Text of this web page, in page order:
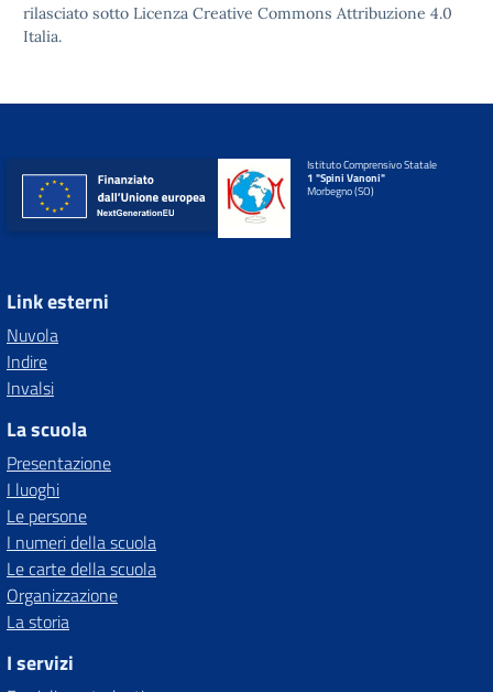
rilasciato sotto Licenza Creative Commons Attribuzione 4.0
Italia.
Istituto Comprensivo Statale
1 "Spini Vanoni"
Morbegno (SO)
Link esterni
Nuvola
Indire
Invalsi
La scuola
Presentazione
I luoghi
Le persone
I numeri della scuola
Le carte della scuola
Organizzazione
La storia
I servizi